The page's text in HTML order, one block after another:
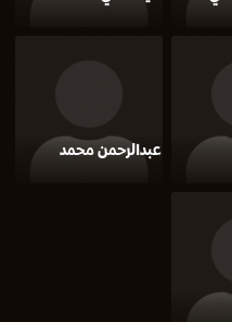
عبدالرحمن محمد